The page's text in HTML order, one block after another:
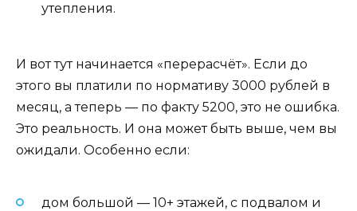
утепления.
И вот тут начинается «перерасчёт». Если до
этого вы платили по нормативу 3000 рублей в
месяц, а теперь — по факту 5200, это не ошибка.
Это реальность. И она может быть выше, чем вы
ожидали. Особенно если:
дом большой — 10+ этажей, с подвалом и